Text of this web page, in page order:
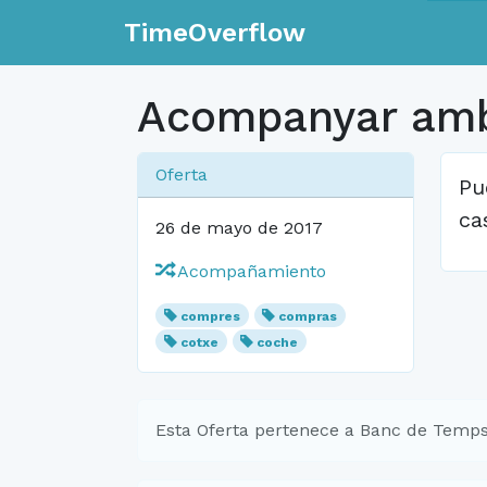
TimeOverflow
Acompanyar
Oferta
26 de mayo de 2017
Acompañamiento
compres
compras
cotxe
coche
Esta Oferta pertenece a Banc de